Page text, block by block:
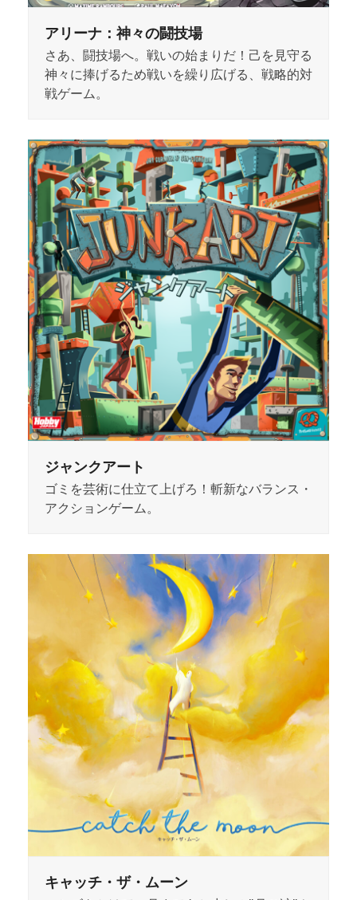
アリーナ：神々の闘技場
さあ、闘技場へ。戦いの始まりだ！己を見守る
神々に捧げるため戦いを繰り広げる、戦略的対
戦ゲーム。
ジャンクアート
ゴミを芸術に仕立て上げろ！斬新なバランス・
アクションゲーム。
キャッチ・ザ・ムーン